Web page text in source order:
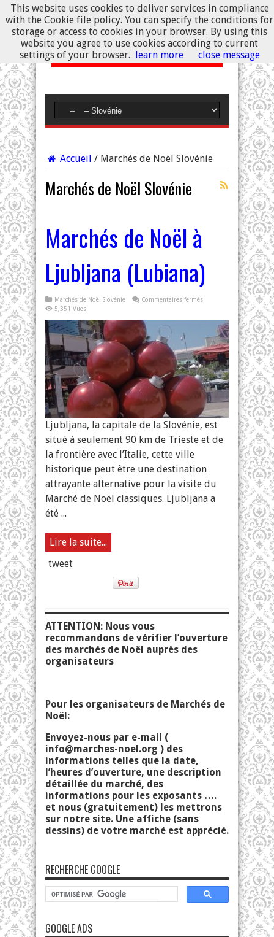
Accueil / Marchés de Noël Slovénie
Marchés de Noël Slovénie
Marchés de Noël à
Ljubljana (Lubiana)
Marchés de Noël Slovénie Commentaires fermés
Noël
Ljubljana
(Lubiana)
5,351 Vues
Ljubljana, la capitale de la Slovénie, est
situé à seulement 90 km de Trieste et de
la frontière avec l’Italie, cette ville
historique peut être une destination
attrayante alternative pour la visite du
Marché de Noël classiques. Ljubljana a
été ...
Lire la suite...
tweet
ATTENTION: Nous vous
recommandons de vérifier l’ouverture
des marchés de Noël auprès des
organisateurs
Pour les organisateurs de Marchés de
Noël:
Envoyez-nous par e-mail (
info@marches-noel.org ) des
informations telles que la date,
l’heures d’ouverture, une description
détaillée du marché, des
informations pour les exposants ….
et nous (gratuitement) les mettrons
sur notre site. Une affiche (sans
dessins) de votre marché est apprécié.
RECHERCHE GOOGLE
GOOGLE ADS
This website uses cookies to deliver services in compliance
with the Cookie file policy. You can specify the conditions for
storage or access to cookies in your browser. By using this
website you agree to use cookies according to current
settings of your browser. learn more close message